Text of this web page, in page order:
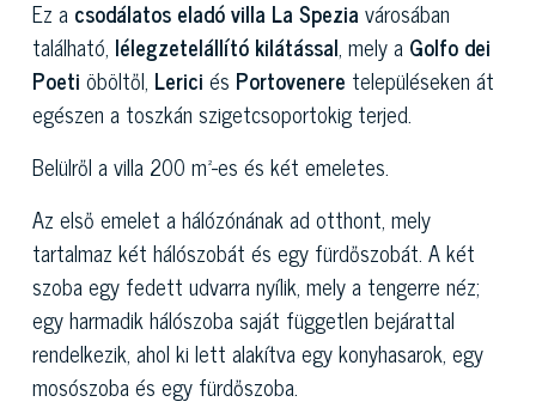
Ez a csodálatos eladó villa La Spezia városában
található, lélegzetelállító kilátással, mely a Golfo dei
Poeti öböltől, Lerici és Portovenere településeken át
egészen a toszkán szigetcsoportokig terjed.
Belülről a villa 200 m²-es és két emeletes.
Az első emelet a hálózónának ad otthont, mely
tartalmaz két hálószobát és egy fürdőszobát. A két
szoba egy fedett udvarra nyílik, mely a tengerre néz;
egy harmadik hálószoba saját független bejárattal
rendelkezik, ahol ki lett alakítva egy konyhasarok, egy
mosószoba és egy fürdőszoba.